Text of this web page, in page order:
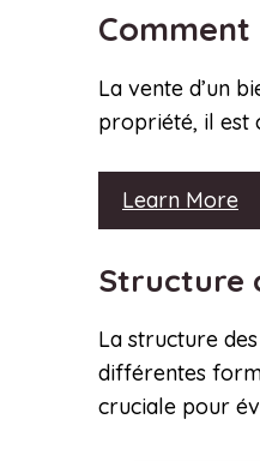
La vente d’un
propriété, il est
Learn More
Structure
La structure
différentes
cruciale pour